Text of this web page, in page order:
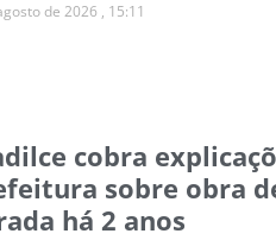
de 2026 15:11
cobra
sobre obra
há 2 anos